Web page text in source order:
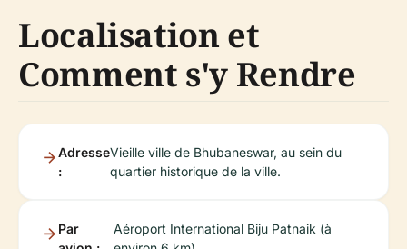
Localisation et
Comment s'y Rendre
Adresse
:
Vieille ville de Bhubaneswar, au sein du
quartier historique de la ville.
Par
Aéroport International Biju Patnaik (à